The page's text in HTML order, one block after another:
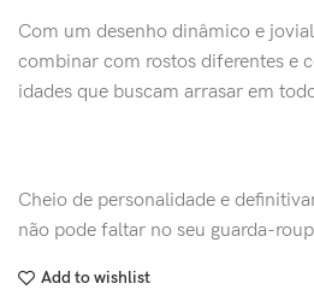
Com um desenho dinâmico e
combinar com rostos diferentes e
idades que buscam arrasar em
Cheio de personalidade e
não pode faltar no seu guarda-
Add to wishlist